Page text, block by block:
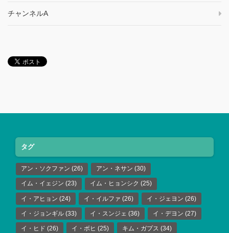
チャンネルA
タグ
アン・ソクファン (26) アン・ネサン (30)
イム・イェジン (23) イム・ヒョンシク (25)
イ・アヒョン (24) イ・イルファ (26) イ・ジェヨン (26)
イ・ジョンギル (33) イ・スンジェ (36) イ・デヨン (27)
イ・ヒド (26) イ・ボヒ (25) キム・ガプス (34)